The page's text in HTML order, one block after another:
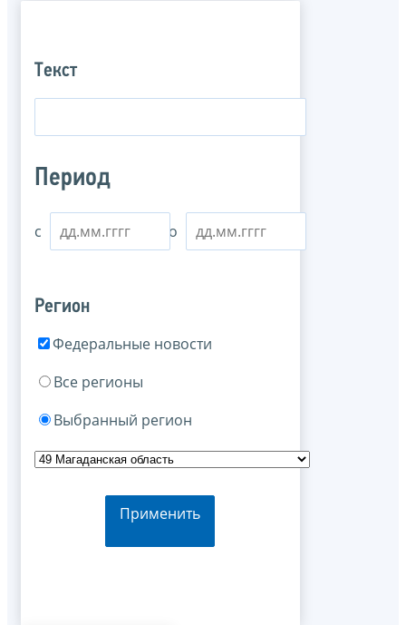
Текст
Период
с по
Регион
Федеральные новости
Все регионы
Выбранный регион
Применить